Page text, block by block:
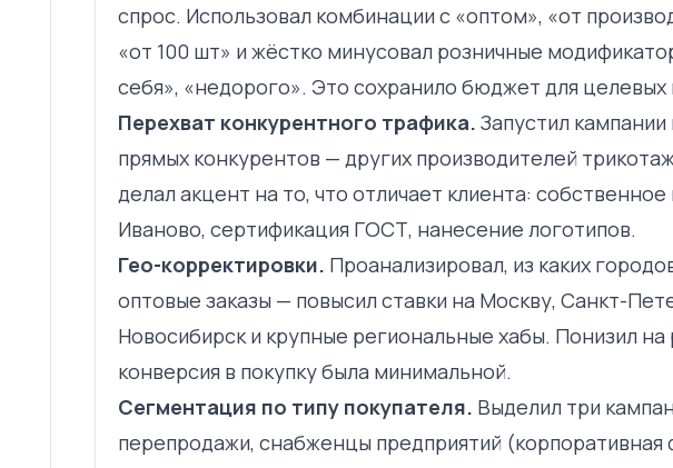
спрос. Использовал комбинации с «оптом», «от
«от 100 шт» и жёстко минусовал розничные
себя», «недорого». Это сохранило бюджет для целевых
Перехват конкурентного трафика. Запустил
прямых конкурентов — других производителей
делал акцент на то, что отличает клиента:
Иваново, сертификация ГОСТ, нанесение логотипов.
Гео-корректировки. Проанализировал, из каких
оптовые заказы — повысил ставки на Москву, Санкт-
Новосибирск и крупные региональные хабы. Понизил на
конверсия в покупку была минимальной.
Сегментация по типу покупателя. Выделил три
перепродажи, снабженцы предприятий (корпоративная